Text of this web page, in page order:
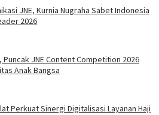
JNE, Kurnia Nugraha Sabet Indonesia
2026
Puncak JNE Content Competition 2026
Anak Bangsa
Perkuat Sinergi Digitalisasi Layanan Haji